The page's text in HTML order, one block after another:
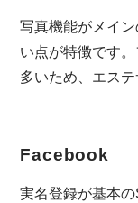
写真機能がメイ
い点が特徴です
多いため、エス
Facebook
実名登録が基本